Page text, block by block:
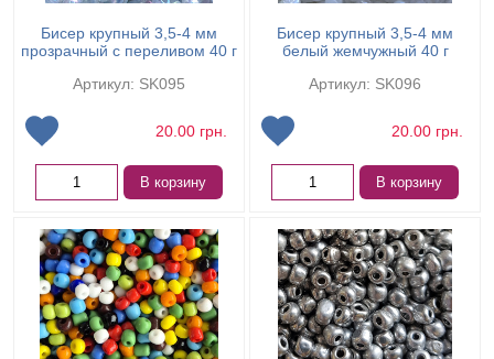
Бисер крупный 3,5-4 мм
прозрачный с переливом 40 г
Артикул: SK095
20.00 грн.
В корзину
Бисер крупный 3,5-4 мм
белый жемчужный 40 г
Артикул: SK096
20.00 грн.
В корзину